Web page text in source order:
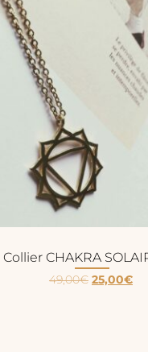
Collier CHAKRA
49,00€ 25,00€